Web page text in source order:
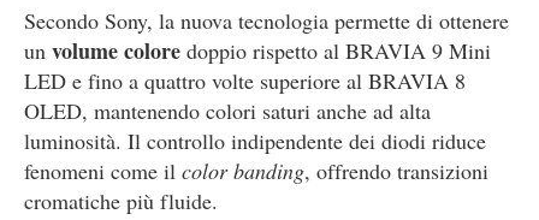
Secondo Sony, la nuova tecnologia permette di ottenere
un volume colore doppio rispetto al BRAVIA 9 Mini
LED e fino a quattro volte superiore al BRAVIA 8
OLED, mantenendo colori saturi anche ad alta
luminosità. Il controllo indipendente dei diodi riduce
fenomeni come il color banding, offrendo transizioni
cromatiche più fluide.